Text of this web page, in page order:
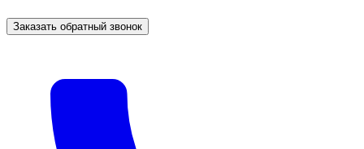
Заказать обратный звонок